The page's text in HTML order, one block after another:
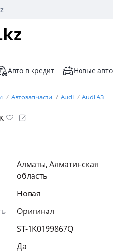
Авто в кредит Новые авто
Автозапчасти Audi Audi A3
Алматы, Алматинская
область
Новая
Оригинал
ST-1K0199867Q
Да